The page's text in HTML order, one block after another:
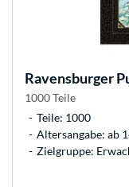
Ravensburger
1000 Teile
Teile: 1000
Altersangabe: ab
Zielgruppe: